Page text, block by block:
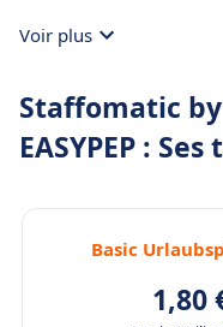
Voir plus
Staffomatic by
EASYPEP :
Basic
1,80